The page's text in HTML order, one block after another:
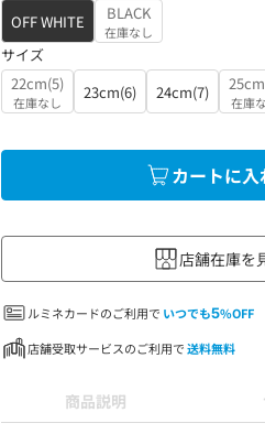
OFF WHITE
BLACK
在庫なし
サイズ
22cm(5)
在庫なし 23cm(6) 24cm(7) 在庫
カートに入
店舗在庫を
ルミネカードのご利用で いつでも5%OFF
店舗受取サービスのご利用で送料無料
商品説明